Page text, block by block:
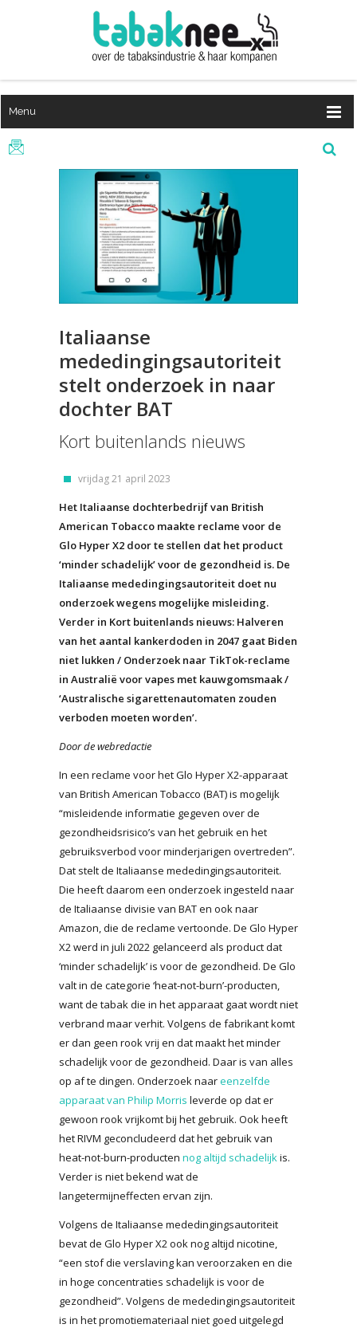
Menu
Italiaanse
mededingingsautoriteit
stelt onderzoek in naar
dochter BAT
Kort buitenlands nieuws
vrijdag 21 april 2023
Het Italiaanse dochterbedrijf van British
American Tobacco maakte reclame voor de
Glo Hyper X2 door te stellen dat het product
‘minder schadelijk’ voor de gezondheid is. De
Italiaanse mededingingsautoriteit doet nu
onderzoek wegens mogelijke misleiding.
Verder in Kort buitenlands nieuws: Halveren
van het aantal kankerdoden in 2047 gaat Biden
niet lukken / Onderzoek naar TikTok-reclame
in Australië voor vapes met kauwgomsmaak /
‘Australische sigarettenautomaten zouden
verboden moeten worden’.
Door de webredactie
In een reclame voor het Glo Hyper X2-apparaat
van British American Tobacco (BAT) is mogelijk
“misleidende informatie gegeven over de
gezondheidsrisico’s van het gebruik en het
gebruiksverbod voor minderjarigen overtreden”.
Dat stelt de Italiaanse mededingingsautoriteit.
Die heeft daarom een onderzoek ingesteld naar
de Italiaanse divisie van BAT en ook naar
Amazon, die de reclame vertoonde. De Glo Hyper
X2 werd in juli 2022 gelanceerd als product dat
‘minder schadelijk’ is voor de gezondheid. De Glo
valt in de categorie ‘heat-not-burn’-producten,
want de tabak die in het apparaat gaat wordt niet
verbrand maar verhit. Volgens de fabrikant komt
er dan geen rook vrij en dat maakt het minder
schadelijk voor de gezondheid. Daar is van alles
op af te dingen. Onderzoek naareenzelfde
apparaat van Philip Morris leverde op dat er
gewoon rook vrijkomt bij het gebruik. Ook heeft
het RIVM geconcludeerd dat het gebruik van
heat-not-burn-producten nog altijd schadelijkis.
Verder is niet bekend wat de
langetermijneffecten ervan zijn.
Volgens de Italiaanse mededingingsautoriteit
bevat de Glo Hyper X2 ook nog altijd nicotine,
“een stof die verslaving kan veroorzaken en die
in hoge concentraties schadelijk is voor de
gezondheid”. Volgens de mededingingsautoriteit
is in het promotiemateriaal niet goed uitgelegd